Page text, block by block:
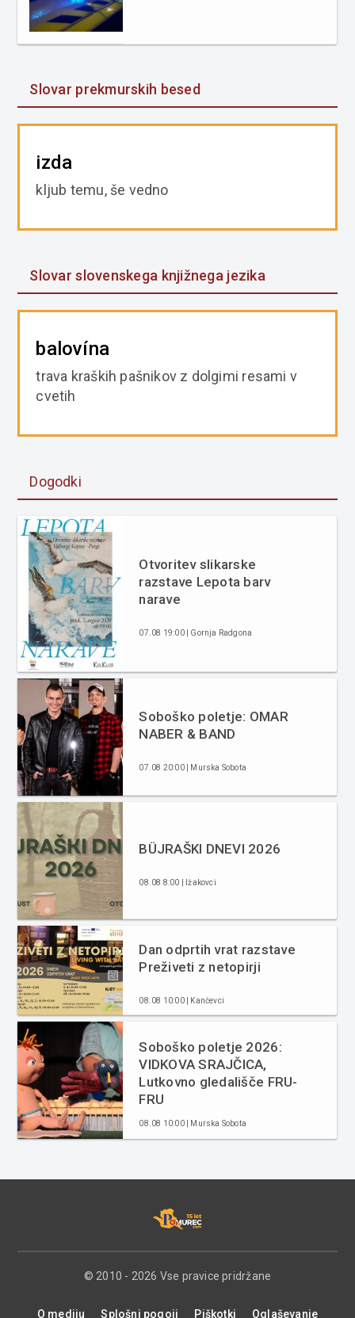
Slovar prekmurskih besed
izda
kljub temu, še vedno
Slovar slovenskega knjižnega jezika
balovína
trava kraških pašnikov z dolgimi resami v
cvetih
Dogodki
Otvoritev slikarske
razstave Lepota barv
narave
07.08 19:00 | Gornja Radgona
Soboško poletje: OMAR
NABER & BAND
07.08 20:00 | Murska Sobota
BÜJRAŠKI DNEVI 2026
08.08 8:00 | Ižakovci
Dan odprtih vrat razstave
Preživeti z netopirji
08.08 10:00 | Kančevci
Soboško poletje 2026:
VIDKOVA SRAJČICA,
Lutkovno gledališče FRU-
FRU
08.08 10:00 | Murska Sobota
© 2010 - 2026 Vse pravice pridržane
O mediju Splošni pogoji Piškotki Oglaševanje